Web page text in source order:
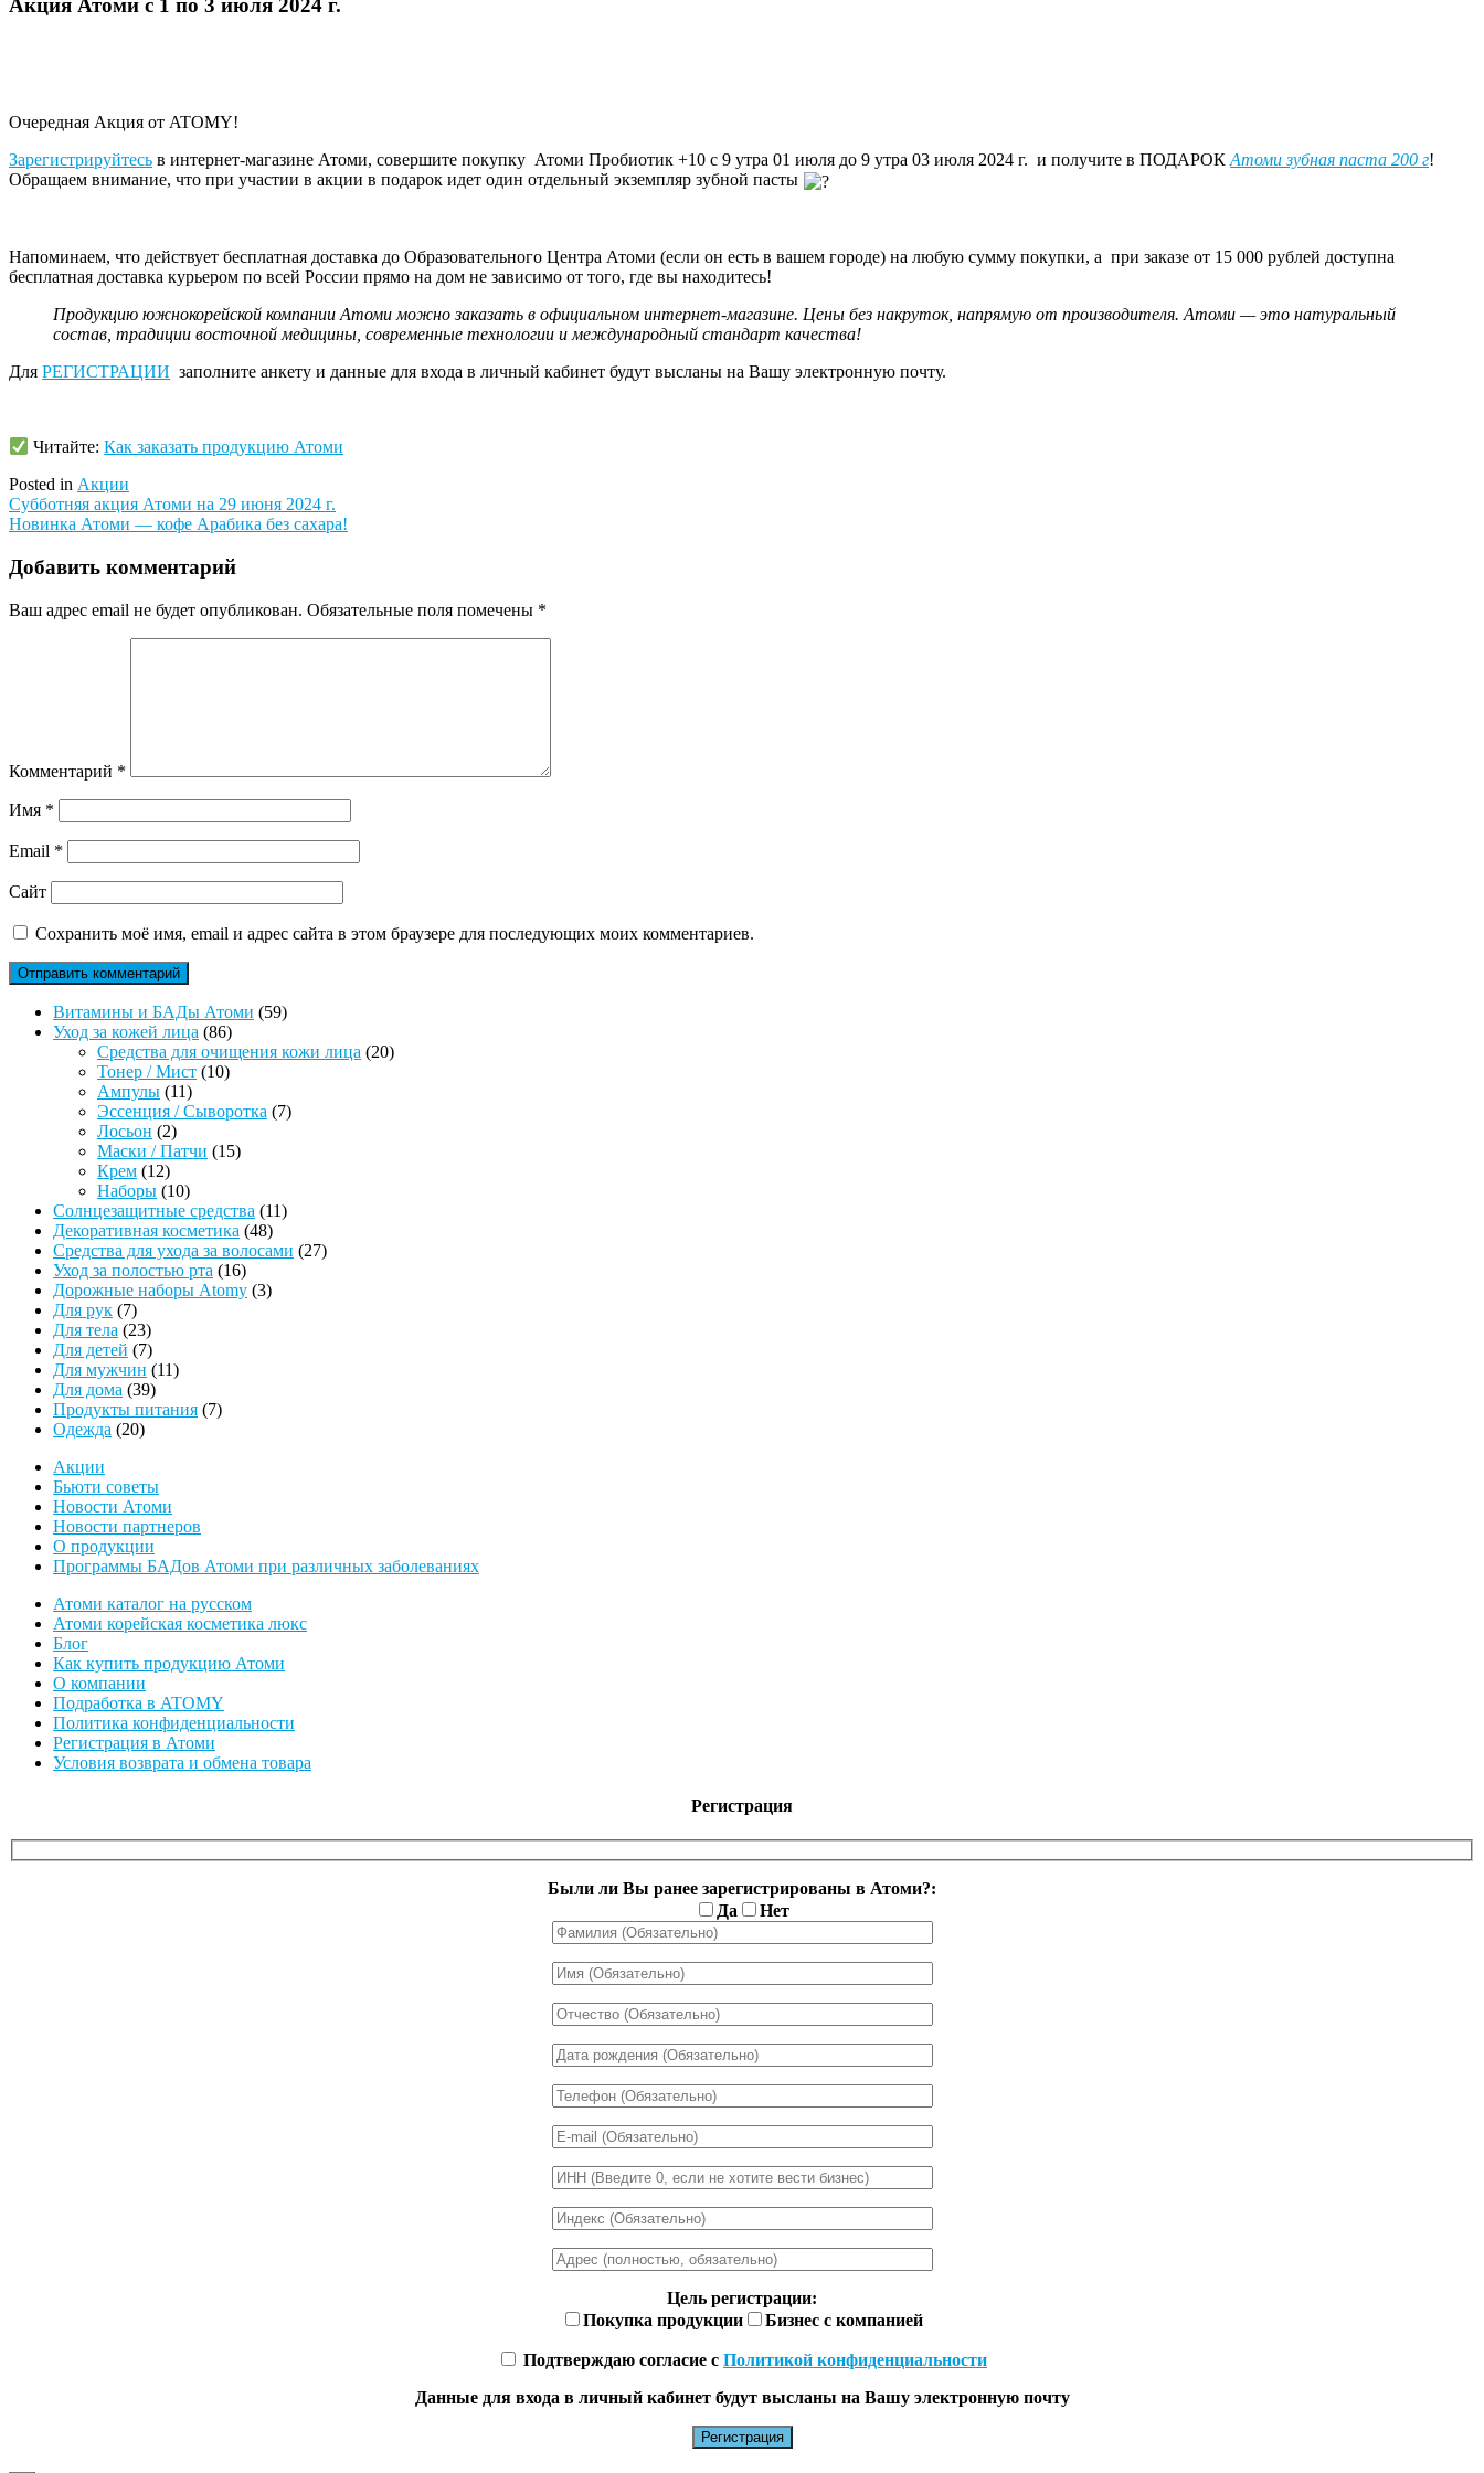
Акция Атоми с 1 по 3 июля 2024 г.
Очередная Акция от ATOMY!
Зарегистрируйтесь в интернет-магазине Атоми, совершите покупку Атоми Пробиотик +10 с 9 утра 01 июля до 9 утра 03 июля 2024 г. и получите в ПОДАРОКАтоми зубная паста 200 г!
Обращаем внимание, что при участии в акции в подарок идет один отдельный экземпляр зубной пасты
Напоминаем, что действует бесплатная доставка до Образовательного Центра Атоми (если он есть в вашем городе) на любую сумму покупки, а при заказе от 15 000 рублей доступна
бесплатная доставка курьером по всей России прямо на дом не зависимо от того, где вы находитесь!
Продукцию южнокорейской компании Атоми можно заказать в официальном интернет-магазине. Цены без накруток, напрямую от производителя. Атоми — это натуральный
состав, традиции восточной медицины, современные технологии и международный стандарт качества!
Для РЕГИСТРАЦИИ заполните анкету и данные для входа в личный кабинет будут высланы на Вашу электронную почту.
Читайте:Как заказать продукцию Атоми
Posted in Акции
Навигация
по
записям
Субботняя акция Атоми на 29 июня 2024 г.
Новинка Атоми — кофе Арабика без сахара!
Добавить комментарий
Ваш адрес email не будет опубликован. Обязательные поля помечены *
Комментарий *
Имя *
Email *
Сайт
Сохранить моё имя, email и адрес сайта в этом браузере для последующих моих комментариев.
Витамины и БАДы Атоми 5959
Уход за кожей лица 8686
товаров
Средства для очищения кожи лица 2020
Тонер / Мист 1010
Ампулы 1111
товаров
Эссенция / Сыворотка 77
Лосьон 22
товара
Маски / Патчи 1515
Крем 1212
товаров
Наборы 1010
товаров
Солнцезащитные средства 1111
Декоративная косметика 4848
товаров
Средства для ухода за волосами 2727
Уход за полостью рта 1616
товаров
Дорожные наборы Atomy 33
Для рук 77
товаров
Для тела 2323
товара
Для детей 77
товаров
Для мужчин 1111
Для дома 3939
товаров
Продукты питания 77
Одежда 2020
Акции
Бьюти советы
Новости Атоми
Новости партнеров
О продукции
Программы БАДов Атоми при различных заболеваниях
Атоми каталог на русском
Атоми корейская косметика люкс
Блог
Как купить продукцию Атоми
О компании
Подработка в ATOMY
Политика конфиденциальности
Регистрация в Атоми
Условия возврата и обмена товара
Регистрация
Были ли Вы ранее зарегистрированы в Атоми?:
Да
Нет
Цель регистрации:
Покупка продукции
Бизнес с компанией
Подтверждаю согласие с Политикой конфиденциальности
Данные для входа в личный кабинет будут высланы на Вашу электронную почту